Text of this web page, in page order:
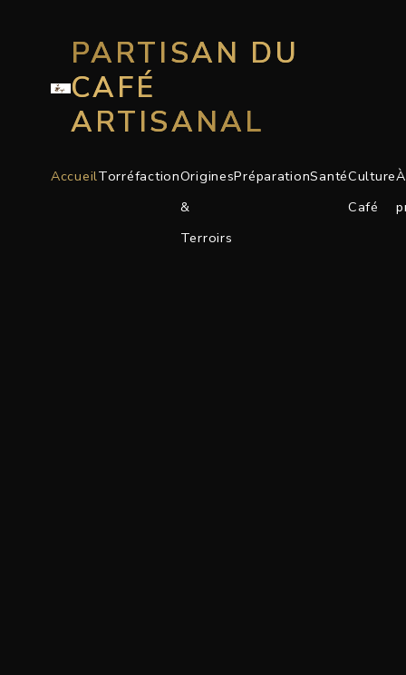
PARTISAN DU
CAFÉ
ARTISANAL
AccueilTorréfactionOrigines
&
Terroirs
PréparationSantéCulture
Café
À